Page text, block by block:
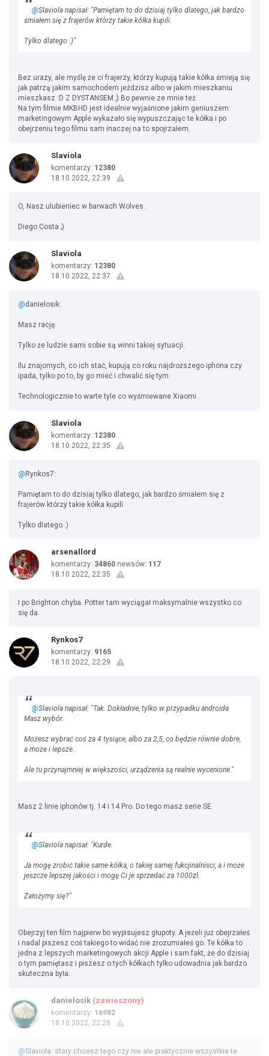
@Slaviola napisał: "Pamiętam to do dzisiaj tylko dlatego, jak bardzo
śmiałem się z frajerów którzy takie kółka kupili.
Tylko dlatego :)"
Bez urazy, ale myślę że ci frajerzy, którzy kupują takie kółka śmieją się
jak patrzą jakim samochodem jeździsz albo w jakim mieszkaniu
mieszkasz :D Z DYSTANSEM ;) Bo pewnie ze mnie też.
Na tym filmie MKBHD jest idealnie wyjaśnione jakim geniuszem
marketingowym Apple wykazało się wypuszczając te kółka i po
obejrzeniu tego filmu sam inaczej na to spojrzałem.
Slaviola
komentarzy: 12380
18.10.2022, 22:39
O, Nasz ulubieniec w barwach Wolves.
Diego Costa ;)
Slaviola
komentarzy: 12380
18.10.2022, 22:37
@danielosik:
Masz rację.
Tylko że ludzie sami sobie są winni takiej sytuacji.
Ilu znajomych, co ich stać, kupują co roku najdroższego iphona czy
ipada, tylko po to, by go mieć i chwalić się tym.
Technologicznie to warte tyle co wyśmiewane Xiaomi.
Slaviola
komentarzy: 12380
18.10.2022, 22:35
@ Rynkos7:
Pamiętam to do dzisiaj tylko dlatego, jak bardzo śmiałem się z
frajerów którzy takie kółka kupili.
Tylko dlatego :)
arsenallord
komentarzy: 34860 newsów: 117
18.10.2022, 22:35
I po Brighton chyba. Potter tam wyciągał maksymalnie wszystko co
się da.
Rynkos7
komentarzy: 9165
18.10.2022, 22:29
@Slaviola napisał: "Tak. Dokładnie, tylko w przypadku androida
Masz wybór.
Możesz wybrać coś za 4 tysiące, albo za 2,5, co będzie równie dobre,
a może i lepsze.
Ale tu przynajmniej w większości, urządzenia są realnie wycenione."
Masz 2 linie iphonów tj. 14 i 14 Pro. Do tego masz serie SE.
@Slaviola napisał: "Kurde.
Ja mogę zrobić takie same kółka, o takiej samej fukcjinalnisci, a i może
jeszcze lepszej jakości i mogę Ci je sprzedać za 1000zl.
Założymy się?"
Obejrzyj ten film najpierw bo wypisujesz głupoty. A jeżeli już obejrzałeś
i nadal piszesz coś takiego to widać nie zrozumiałeś go. Te kółka to
jedna z lepszych marketingowych akcji Apple i sam fakt, że do dzisiaj
o tym pamiętasz i piszesz o tych kółkach tylko udowadnia jak bardzo
skuteczna była.
danielosik (zawieszony)
komentarzy: 16982
18.10.2022, 22:28
@Slaviola: stary chcesz tego czy nie ale praktycznie wszystkie te